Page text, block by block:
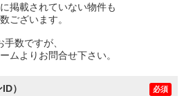
掲載されていない物件も
ございます。
手数ですが、
ムよりお問合せ下さい。
） 必須